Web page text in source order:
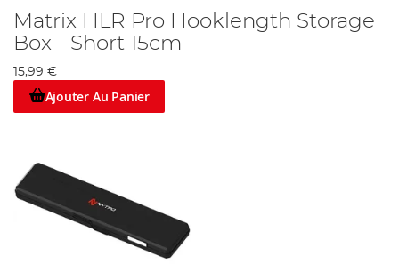
Matrix HLR Pro Hooklength Storage
Box - Short 15cm
15,99 €
Ajouter Au Panier